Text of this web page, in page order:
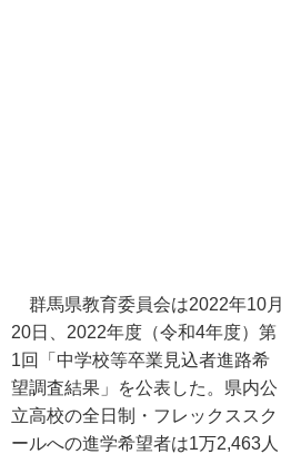
群馬県教育委員会は2022年10月
20日、2022年度（令和4年度）第
1回「中学校等卒業見込者進路希
望調査結果」を公表した。県内公
立高校の全日制・フレックススク
ールへの進学希望者は1万2,463人